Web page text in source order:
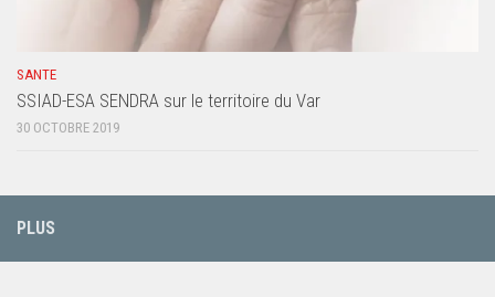
SANTE
SSIAD-ESA SENDRA sur le territoire du Var
30 OCTOBRE 2019
PLUS